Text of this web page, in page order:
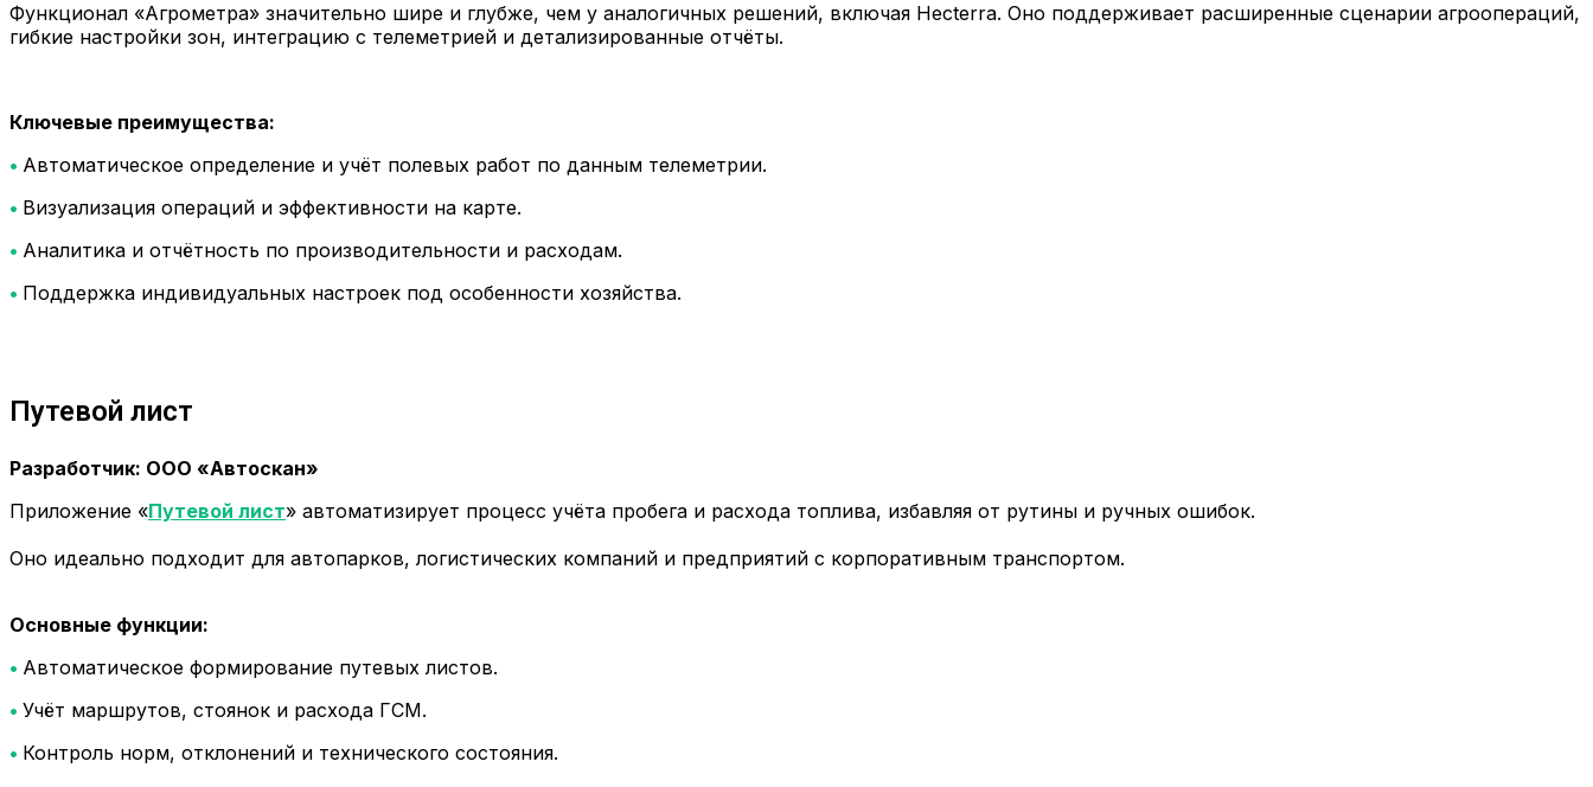
Функционал «Агрометра» значительно шире и глубже, чем у аналогичных решений, включая Hecterra. Оно поддерживает расширенные сценарии агроопераций,
гибкие настройки зон, интеграцию с телеметрией и детализированные отчёты.
Ключевые преимущества:
• Автоматическое определение и учёт полевых работ по данным телеметрии.
• Визуализация операций и эффективности на карте.
• Аналитика и отчётность по производительности и расходам.
• Поддержка индивидуальных настроек под особенности хозяйства.
Путевой лист
Разработчик: ООО «Автоскан»
Приложение «Путевой лист» автоматизирует процесс учёта пробега и расхода топлива, избавляя от рутины и ручных ошибок.
Оно идеально подходит для автопарков, логистических компаний и предприятий с корпоративным транспортом.
Основные функции:
• Автоматическое формирование путевых листов.
• Учёт маршрутов, стоянок и расхода ГСМ.
• Контроль норм, отклонений и технического состояния.